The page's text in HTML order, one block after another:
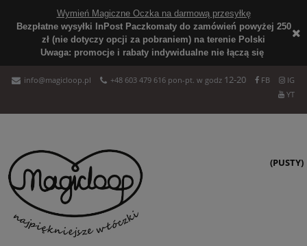
Wymień Magiczne Oczka na darmową przesyłkę
Bezpłatne wysyłki InPost Paczkomaty do zamówień powyżej 250
zł (nie dotyczy opcji za pobraniem) na terenie Polski
Uwaga: promocje i rabaty indywidualne nie łączą się
info@magicloop.pl +48 603 479 616 pon-pt. w godz 12-20 FB
IG
YT
(PUSTY)